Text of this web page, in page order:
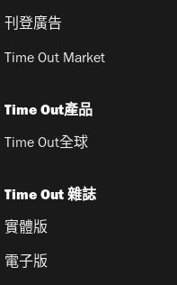
刊登廣告
Time Out Market
Time Out產品
Time Out全球
Time Out 雜誌
實體版
電子版